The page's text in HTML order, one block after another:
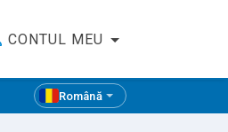
CONTUL MEU
Română